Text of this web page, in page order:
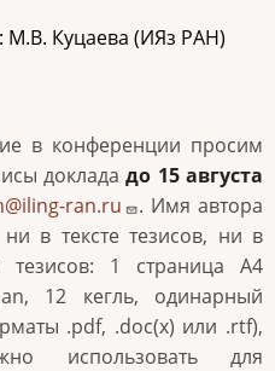
: М.В. Куцаева (ИЯз РАН)
в конференции просим
доклададо 15 августа
ran.ru
. Имя автора
в тексте тезисов, ни в
тезисов: 1 страница А4
, 12 кегль, одинарный
.pdf, .doc(x) или .rtf),
использовать для